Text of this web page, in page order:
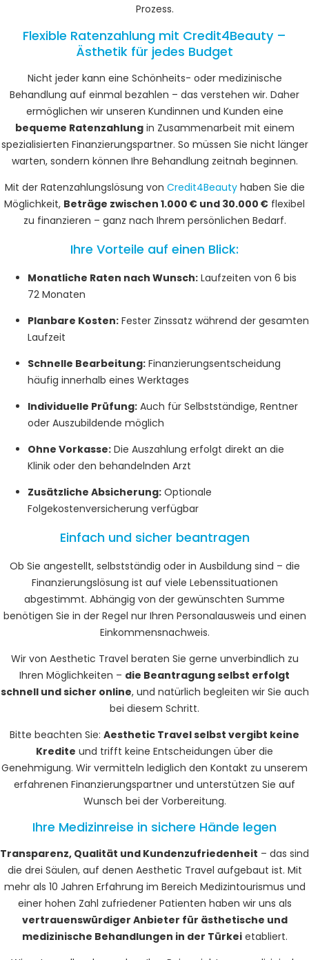
Prozess.
Flexible Ratenzahlung mit Credit4Beauty –
Ästhetik für jedes Budget
Nicht jeder kann eine Schönheits- oder medizinische
Behandlung auf einmal bezahlen – das verstehen wir. Daher
ermöglichen wir unseren Kundinnen und Kunden eine
bequeme Ratenzahlungin Zusammenarbeit mit einem
spezialisierten Finanzierungspartner. So müssen Sie nicht länger
warten, sondern können Ihre Behandlung zeitnah beginnen.
Mit der Ratenzahlungslösung von Credit4Beautyhaben Sie die
Möglichkeit, Beträge zwischen 1.000 € und 30.000 € flexibel
zu finanzieren – ganz nach Ihrem persönlichen Bedarf.
Ihre Vorteile auf einen Blick:
Monatliche Raten nach Wunsch: Laufzeiten von 6 bis
72 Monaten
Planbare Kosten: Fester Zinssatz während der gesamten
Laufzeit
Schnelle Bearbeitung: Finanzierungsentscheidung
häufig innerhalb eines Werktages
Individuelle Prüfung: Auch für Selbstständige, Rentner
oder Auszubildende möglich
Ohne Vorkasse: Die Auszahlung erfolgt direkt an die
Klinik oder den behandelnden Arzt
Zusätzliche Absicherung: Optionale
Folgekostenversicherung verfügbar
Einfach und sicher beantragen
Ob Sie angestellt, selbstständig oder in Ausbildung sind – die
Finanzierungslösung ist auf viele Lebenssituationen
abgestimmt. Abhängig von der gewünschten Summe
benötigen Sie in der Regel nur Ihren Personalausweis und einen
Einkommensnachweis.
Wir von Aesthetic Travel beraten Sie gerne unverbindlich zu
Ihren Möglichkeiten – die Beantragung selbst erfolgt
schnell und sicher online, und natürlich begleiten wir Sie auch
bei diesem Schritt.
Bitte beachten Sie: Aesthetic Travel selbst vergibt keine
Kredite und trifft keine Entscheidungen über die
Genehmigung. Wir vermitteln lediglich den Kontakt zu unserem
erfahrenen Finanzierungspartner und unterstützen Sie auf
Wunsch bei der Vorbereitung.
Ihre Medizinreise in sichere Hände legen
Transparenz, Qualität und Kundenzufriedenheit – das sind
die drei Säulen, auf denen Aesthetic Travel aufgebaut ist. Mit
mehr als 10 Jahren Erfahrung im Bereich Medizintourismus und
einer hohen Zahl zufriedener Patienten haben wir uns als
vertrauenswürdiger Anbieter für ästhetische und
medizinische Behandlungen in der Türkeietabliert.